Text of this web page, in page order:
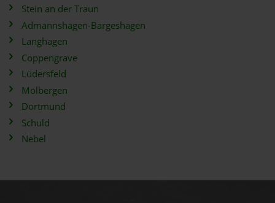
Stein an der Traun
Admannshagen-Bargeshagen
Langhagen
Coppengrave
Lüdersfeld
Molbergen
Dortmund
Schuld
Nebel